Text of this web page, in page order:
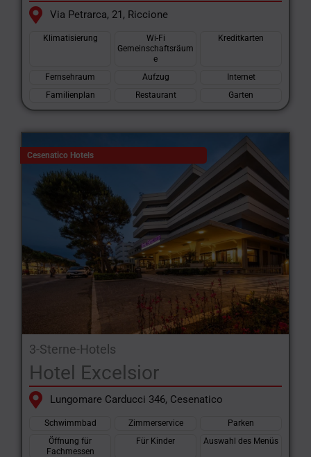
Via Petrarca, 21, Riccione
Klimatisierung
Wi-Fi
Gemeinschaftsräum
e
Kreditkarten
Fernsehraum Aufzug
Internet
Familienplan
Restaurant Garten
Cesenatico Hotels
3-Sterne-Hotels
Hotel Excelsior
Lungomare Carducci 346, Cesenatico
Schwimmbad Zimmerservice
Parken
Öffnung für
Fachmessen
Für Kinder Auswahl des Menüs